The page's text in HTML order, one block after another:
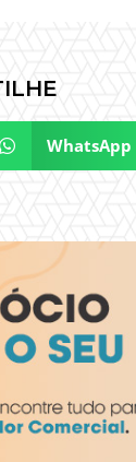
WhatsApp